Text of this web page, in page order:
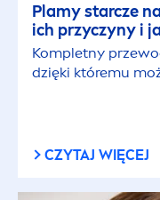
Plamy starcze
ich przyczyny i
Kompletny
dzięki któremu
CZYTAJ WIĘCEJ